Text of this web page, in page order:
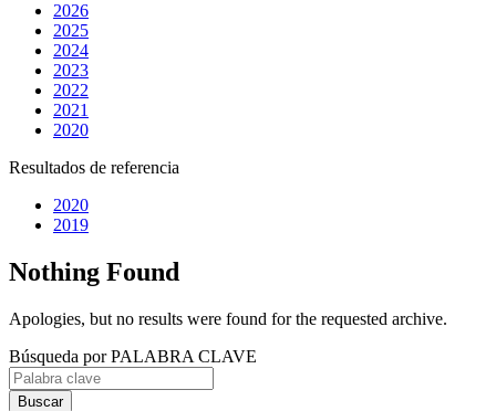
2026
2025
2024
2023
2022
2021
2020
Resultados de referencia
2020
2019
Nothing Found
Apologies, but no results were found for the requested archive.
Búsqueda por PALABRA CLAVE
Buscar